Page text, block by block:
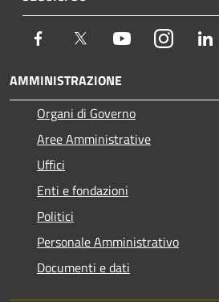
Facebook Twitter YoutubeInstagram
AMMINISTRAZIONE
Organi di Governo
Aree Amministrative
Uffici
Enti e fondazioni
Politici
Personale Amministrativo
Documenti e dati